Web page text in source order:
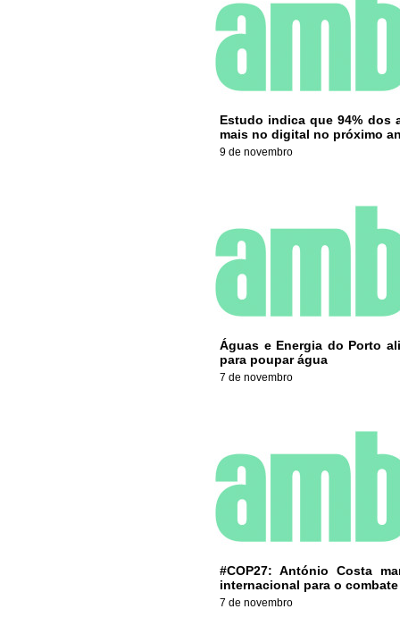
Estudo indica que 94% dos
mais no digital no próximo
9 de novembro
Águas e Energia do Porto
para poupar água
7 de novembro
#COP27: António Costa
internacional para o
7 de novembro